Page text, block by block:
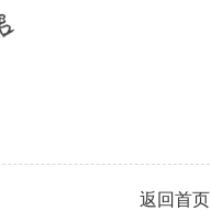
返回首页